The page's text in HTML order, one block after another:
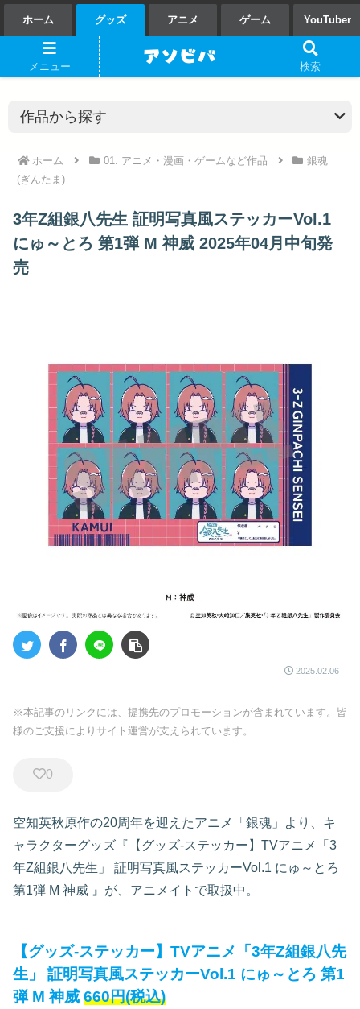
ホーム グッズ アニメ ゲーム YouTuber
ホーム 01. アニメ・漫画・ゲームなど作品
銀魂
(ぎんたま)
3年Z組銀八先生 証明写真風ステッカーVol.1
にゅ～とろ 第1弾 M 神威 2025年04月中旬発
売
2025.02.06
※本記事のリンクには、提携先のプロモーションが含まれています。皆
様のご支援によりサイト運営が支えられています。
0
空知英秋原作の20周年を迎えたアニメ「銀魂」より、キ
ャラクターグッズ『【グッズ-ステッカー】TVアニメ「3
年Z組銀八先生」 証明写真風ステッカーVol.1 にゅ～とろ
第1弾 M 神威 』が、アニメイトで取扱中。
【グッズ-ステッカー】TVアニメ「3年Z組銀八先
生」 証明写真風ステッカーVol.1 にゅ～とろ 第1
弾 M 神威 660円(税込)
メニュー 検索